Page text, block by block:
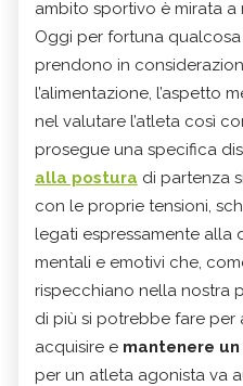
ambito sportivo è mirata
Oggi per fortuna
prendono in
l’alimentazione, l’aspetto
nel valutare l’atleta così
prosegue una specifica
alla postura di partenza
con le proprie tensioni,
legati espressamente alla
mentali e emotivi che,
rispecchiano nella nostra
di più si potrebbe fare per
acquisire e mantenere
per un atleta agonista va